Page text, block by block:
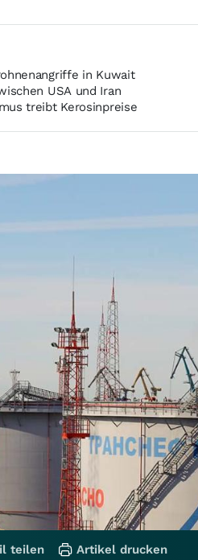
in Kuwait
USA und Iran
treibt Kerosinpreise
teilen Artikel drucken